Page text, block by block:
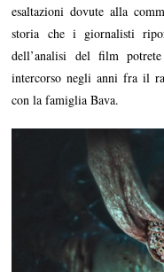
esaltazioni dovute alla
storia che i giornalisti
dell’analisi del film
intercorso negli anni fra il
con la famiglia Bava.